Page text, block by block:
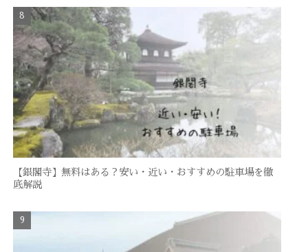
【銀閣寺】無料はある？安い・近い・おすすめの駐車場を徹
底解説